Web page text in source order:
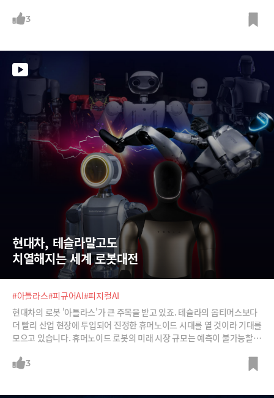
소 5년은 있어야 할 거라고 전망합니다. 가장 큰 허들은 무엇일까요?
3
현대차, 테슬라말고도
치열해지는 세계 로봇대전
#아틀라스#피규어AI#피지컬AI
현대차의 로봇 '아틀라스'가 큰 주목을 받고 있죠. 테슬라의 옵티머스보다
더 빨리 산업 현장에 투입되어 진정한 휴머노이드 시대를 열 것이라 기대를
모으고 있습니다. 휴머노이드 로봇의 미래 시장 규모는 예측이 불가능할
설 것이기 때문입니다. 이 때문에 많은 회사들이 로봇, 피지컬AI에 뛰어들
3